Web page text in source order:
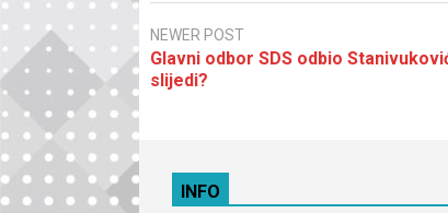
NEWER POST
Glavni odbor SDS odbio
slijedi?
INFO